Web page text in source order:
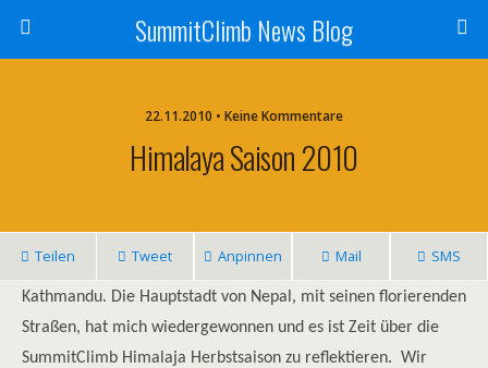
SummitClimb News Blog
22.11.2010 • Keine Kommentare
Himalaya Saison 2010
Teilen Tweet Anpinnen Mail SMS
Kathmandu. Die Hauptstadt von Nepal, mit seinen florierenden
Straßen, hat mich wiedergewonnen und es ist Zeit über die
SummitClimb Himalaja Herbstsaison zu reflektieren. Wir